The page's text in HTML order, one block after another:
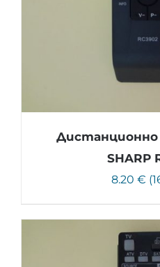
Дистанционно
SHARP
8.20 €